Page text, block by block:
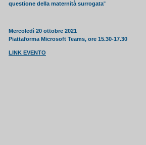
questione della maternità surrogata"
Mercoledì 20 ottobre 2021
Piattaforma Microsoft Teams, ore 15.30-17.30
LINK EVENTO